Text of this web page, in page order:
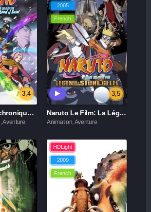
3,4
Naruto : Les chroniques ninja de la princesse des neiges
Aventure
2005
French
3,5
Naruto Le Film: La Légende de la pierre de Guélel
Animation, Aventure
HDLight
2009
French